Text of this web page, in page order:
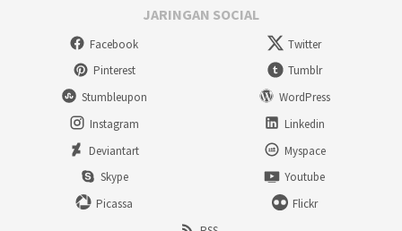
JARINGAN SOCIAL
Facebook
Twitter
Pinterest
Tumblr
Stumbleupon
WordPress
Instagram
Linkedin
Deviantart
Myspace
Skype
Youtube
Picassa
Flickr